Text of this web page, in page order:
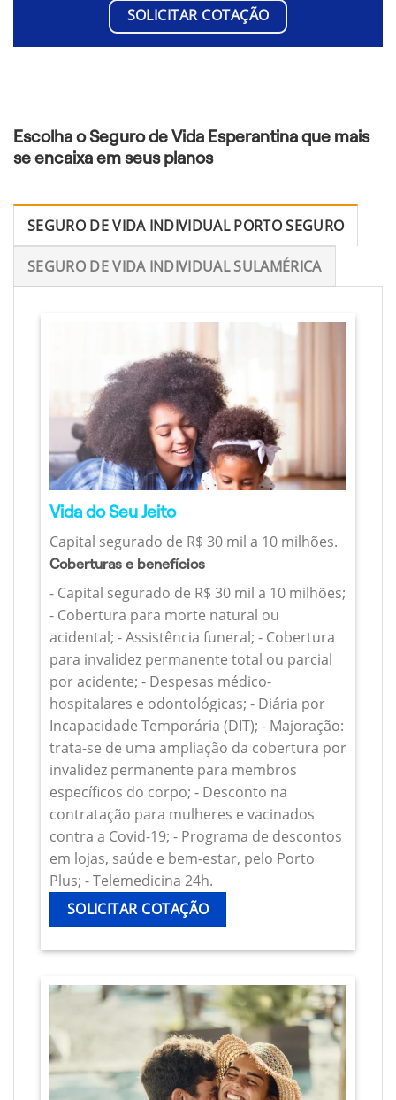
SOLICITAR COTAÇÃO
Escolha o Seguro de Vida Esperantina que mais
se encaixa em seus planos
SEGURO DE VIDA INDIVIDUAL PORTO SEGURO
SEGURO DE VIDA INDIVIDUAL SULAMÉRICA
Vida do Seu Jeito
Capital segurado de R$ 30 mil a 10 milhões.
Coberturas e benefícios
- Capital segurado de R$ 30 mil a 10 milhões;
- Cobertura para morte natural ou
acidental; - Assistência funeral; - Cobertura
para invalidez permanente total ou parcial
por acidente; - Despesas médico-
hospitalares e odontológicas; - Diária por
Incapacidade Temporária (DIT); - Majoração:
trata-se de uma ampliação da cobertura por
invalidez permanente para membros
específicos do corpo; - Desconto na
contratação para mulheres e vacinados
contra a Covid-19; - Programa de descontos
em lojas, saúde e bem-estar, pelo Porto
Plus; - Telemedicina 24h.
SOLICITAR COTAÇÃO